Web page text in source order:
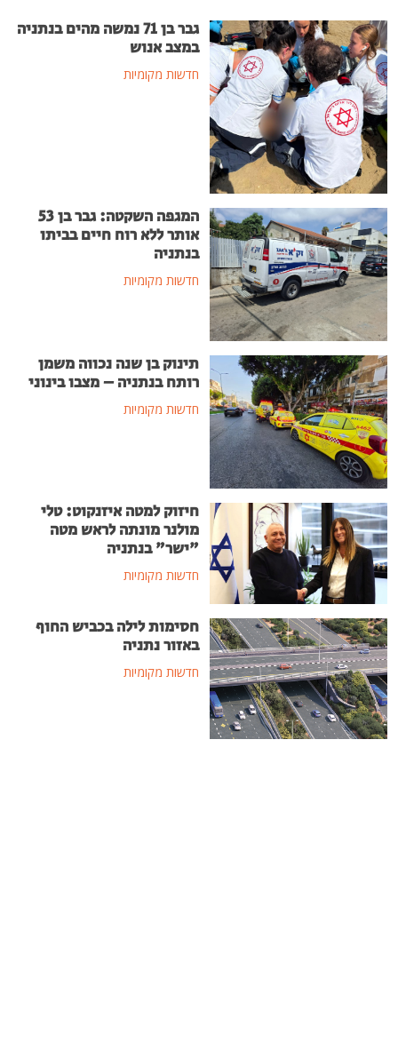
גבר בן 71 נמשה מהים בנתניה
במצב אנוש
חדשות מקומיות
המגפה השקטה: גבר בן 53
אותר ללא רוח חיים בביתו
בנתניה
חדשות מקומיות
תינוק בן שנה נכווה משמן
רותח בנתניה – מצבו בינוני
חדשות מקומיות
חיזוק למטה איזנקוט: טלי
מולנר מונתה לראש מטה
"ישר" בנתניה
חדשות מקומיות
חסימות לילה בכביש החוף
באזור נתניה
חדשות מקומיות